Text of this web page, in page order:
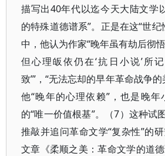
描写出40年代以迄今天大陆文学
的特殊道德谱系”。正是在这“世
中，他认为作家“晚年虽有劫后彻
但心理皈依仍在‘抗日小说’所
致’”，“无法忘却的早年革命战争
他“晚年的心理依赖”，也是晚
的“唯一价值根基”。（7）这种试
推敲并追问革命文学“复杂性”的
文章《柔顺之美：革命文学的道